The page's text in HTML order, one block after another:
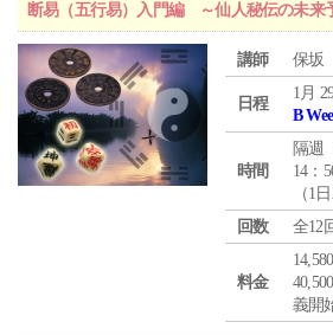
断易（五行易）入門編 ～仙人秘伝の未来
講師 保坂
日程
1月
B
時間
隔週
14：
（1
回数
全12
料金
義開